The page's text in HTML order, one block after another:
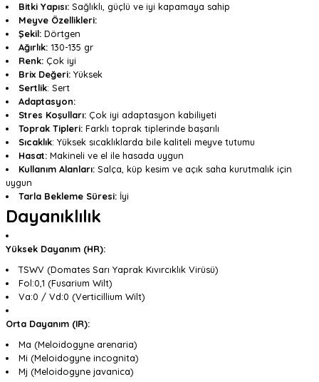
Bitki Yapısı: Sağlıklı, güçlü ve iyi kapamaya sahip
Meyve Özellikleri:
Şekil: Dörtgen
Ağırlık: 130-135 gr
Renk: Çok iyi
Brix Değeri:Yüksek
Sertlik: Sert
Adaptasyon:
Stres Koşulları:Çok iyi adaptasyon kabiliyeti
Toprak Tipleri:Farklı toprak tiplerinde başarılı
Sıcaklık: Yüksek sıcaklıklarda bile kaliteli meyve tutumu
Hasat:Makineli ve el ile hasada uygun
Kullanım Alanları:Salça, küp kesim ve açık saha kurutmalık için
uygun
Tarla Bekleme Süresi:İyi
Dayanıklılık
Yüksek Dayanım (HR):
TSWV (Domates Sarı Yaprak Kıvırcıklık Virüsü)
Fol:0,1 (Fusarium Wilt)
Va:0 / Vd:0 (Verticillium Wilt)
Orta Dayanım (IR):
Ma (Meloidogyne arenaria)
Mi (Meloidogyne incognita)
Mj (Meloidogyne javanica)